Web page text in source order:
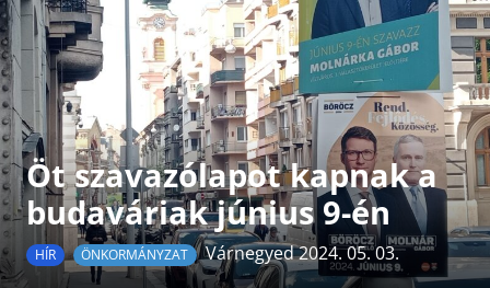
Öt szavazólapot kapnak a
budaváriak június 9-én
HÍR ÖNKORMÁNYZAT Várnegyed 2024. 05. 03.